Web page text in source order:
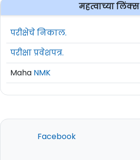
महत्वाच्या लिंक्स
परीक्षेचे निकाल.
परीक्षा प्रवेशपत्र.
Maha NMK
Facebook